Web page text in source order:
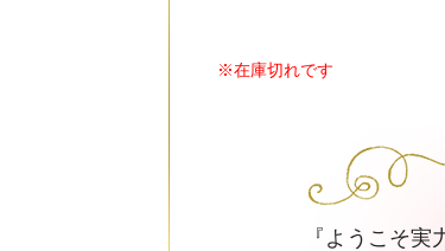
※在庫切れです
『ようこそ実